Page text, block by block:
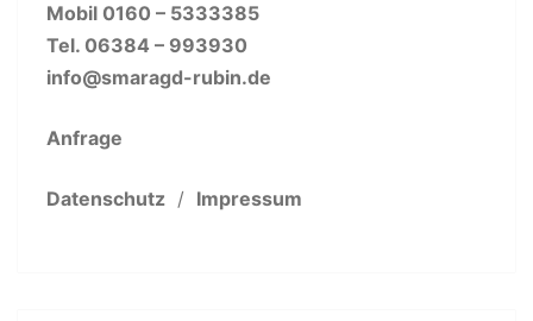
Mobil 0160 – 5333385
Tel. 06384 – 993930
info@smaragd-rubin.de
Anfrage
Datenschutz / Impressum